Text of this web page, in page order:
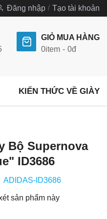
Đăng nhập Tạo tài khoản
GIỎ MUA HÀNG
0item 0đ
KIẾN THỨC VỀ GIÀY
Bộ Supernova
ID3686
ADIDAS-ID3686
sản phẩm này